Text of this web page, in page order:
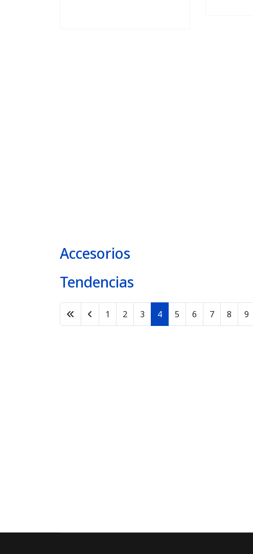
Accesorios
Tendencias
1 2 3 4 5 6 7 8 9